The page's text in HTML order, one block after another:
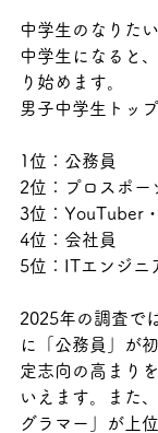
中学生のなりた
中学生になると
り始めます。
男子中学生トッ
1位：公務員
2位：プロスポー
3位：YouTuber
4位：会社員
5位：ITエンジニ
2025年の調査で
に「公務員」が
定志向の高まり
いえます。また
グラマー」が上